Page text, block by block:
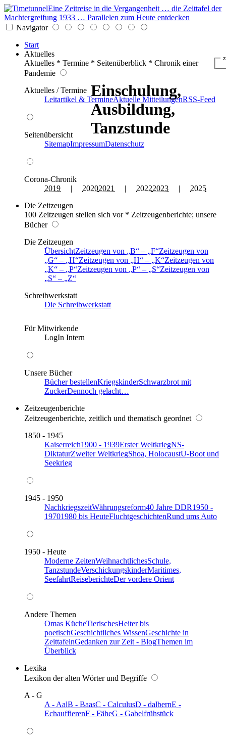
Eine Zeitreise in die Vergangenheit … die Zeittafel der
Machtergreifung 1933 … Parallelen zum Heute entdecken
Navigator
Start
Aktuelles
Aktuelles * Termine * Seitenüberblick * Chronik einer
Pandemie
Aktuelles / Termine
Leitartikel & TermineAktuelle MitteilungenRSS-Feed
Seitenübersicht
SitemapImpressumDatenschutz
Corona-Chronik
2019 | 20202021 | 20222023 | 2025
Die Zeitzeugen
100 Zeitzeugen stellen sich vor * Zeitzeugenberichte; unsere
Bücher
Die Zeitzeugen
ÜbersichtZeitzeugen von B – F Zeitzeugen von
G
– H Zeitzeugen von H – K Zeitzeugen von
K
– P Zeitzeugen von P – S Zeitzeugen von
S
–
Z
Schreibwerkstatt
Die Schreibwerkstatt
Für Mitwirkende
LogIn Intern
Unsere Bücher
Bücher bestellenKriegskinderSchwarzbrot mit
ZuckerDennoch gelacht…
Zeitzeugenberichte
Zeitzeugenberichte, zeitlich und thematisch geordnet
1850 - 1945
Kaiserreich1900 - 1939Erster WeltkriegNS-
DiktaturZweiter WeltkriegShoa, HolocaustU-Boot und
Seekrieg
1945 - 1950
NachkriegszeitWährungsreform40 Jahre DDR1950 -
19701980 bis HeuteFluchtgeschichtenRund ums Auto
1950 - Heute
Moderne ZeitenWeihnachtlichesSchule,
TanzstundeVerschickungskinderMaritimes,
SeefahrtReiseberichteDer vordere Orient
Andere Themen
Omas KücheTierischesHeiter bis
poetischGeschichtliches WissenGeschichte in
ZeittafelnGedanken zur Zeit - BlogThemen im
Überblick
Lexika
Lexikon der alten Wörter und Begriffe
A - G
A - AalB - BaasC - CalculusD - dalbernE -
EchauffierenF - FäheG - Gabelfrühstück
Einschulung,
Ausbildung,
Tanzstunde